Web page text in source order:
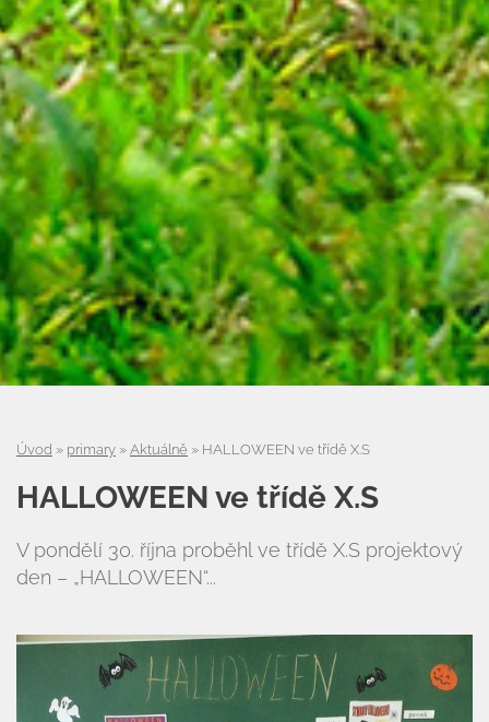
Úvod » primary » Aktuálně » HALLOWEEN ve třídě X.S
HALLOWEEN ve třídě X.S
V pondělí 30. října proběhl ve třídě X.S projektový
den – „HALLOWEEN“...